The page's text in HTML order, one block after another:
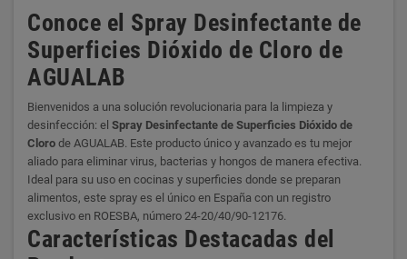
Conoce el Spray Desinfectante de
Superficies Dióxido de Cloro de
AGUALAB
Bienvenidos a una solución revolucionaria para la limpieza y
desinfección: el Spray Desinfectante de Superficies Dióxido de
Cloro de AGUALAB. Este producto único y avanzado es tu mejor
aliado para eliminar virus, bacterias y hongos de manera efectiva.
Ideal para su uso en cocinas y superficies donde se preparan
alimentos, este spray es el único en España con un registro
exclusivo en ROESBA, número 24-20/40/90-12176.
Características Destacadas del